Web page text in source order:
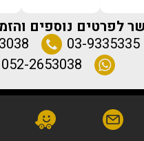
לפרטים נוספים
03-9335335
052-2653038